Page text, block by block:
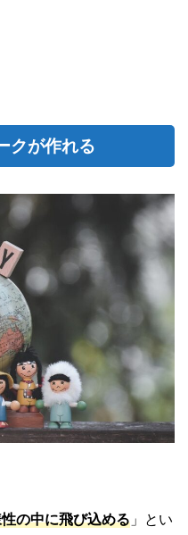
クが作れる
の中に飛び込める 」とい